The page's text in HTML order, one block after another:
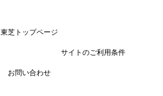
東芝トップページ
サイトのご利用条件
お問い合わせ